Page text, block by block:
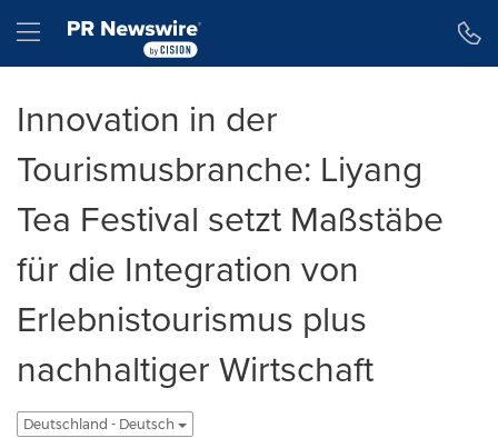
Hamburger menu
Innovation in der
Tourismusbranche: Liyang
Tea Festival setzt Maßstäbe
für die Integration von
Erlebnistourismus plus
nachhaltiger Wirtschaft
Deutschland - Deutsch